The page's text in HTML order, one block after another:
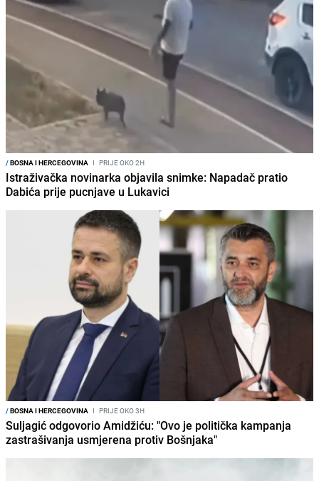
/BOSNA I HERCEGOVINA I PRIJE OKO 2H
Istraživačka novinarka objavila snimke: Napadač pratio
Dabića prije pucnjave u Lukavici
/BOSNA I HERCEGOVINA I PRIJE OKO 3H
Suljagić odgovorio Amidžiću: "Ovo je politička kampanja
zastrašivanja usmjerena protiv Bošnjaka"